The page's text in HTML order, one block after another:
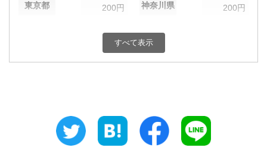
東京都 200円 神奈川県 200円
200円 富山県
200円 三重県
すべて表示